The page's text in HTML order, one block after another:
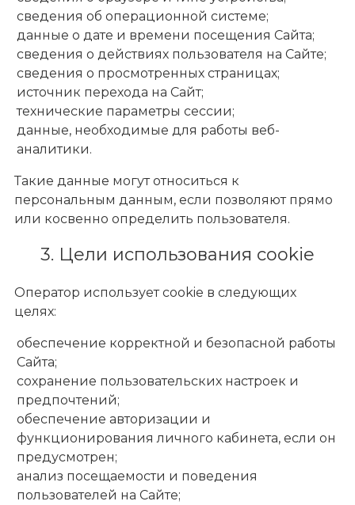
Политика использования файлов cookie
сведения об операционной системе;
данные о дате и времени посещения Сайта;
сведения о действиях пользователя на Сайте;
сведения о просмотренных страницах;
источник перехода на Сайт;
технические параметры сессии;
данные, необходимые для работы веб-
аналитики.
Такие данные могут относиться к
персональным данным, если позволяют прямо
или косвенно определить пользователя.
3. Цели использования cookie
Оператор использует cookie в следующих
целях:
обеспечение корректной и безопасной работы
Сайта;
сохранение пользовательских настроек и
предпочтений;
обеспечение авторизации и
функционирования личного кабинета, если он
предусмотрен;
анализ посещаемости и поведения
пользователей на Сайте;